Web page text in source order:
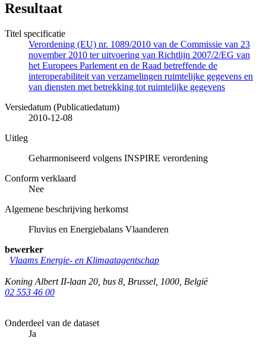
Resultaat
Titel specificatie
Verordening (EU) nr. 1089/2010 van de Commissie van 23
november 2010 ter uitvoering van Richtlijn 2007/2/EG van
het Europees Parlement en de Raad betreffende de
interoperabiliteit van verzamelingen ruimtelijke gegevens en
van diensten met betrekking tot ruimtelijke gegevens
Versiedatum (Publicatiedatum)
2010-12-08
Uitleg
Geharmoniseerd volgens INSPIRE verordening
Conform verklaard
Nee
Algemene beschrijving herkomst
Fluvius en Energiebalans Vlaanderen
bewerker
Vlaams Energie- en Klimaatagentschap
Koning Albert II-laan 20, bus 8 Brussel 1000 België
02 553 46 00
Onderdeel van de dataset
Ja